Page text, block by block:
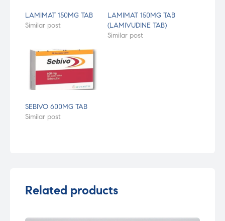
LAMIMAT 150MG TAB
Similar post
LAMIMAT 150MG TAB
(LAMIVUDINE TAB)
Similar post
SEBIVO 600MG TAB
Similar post
Related products